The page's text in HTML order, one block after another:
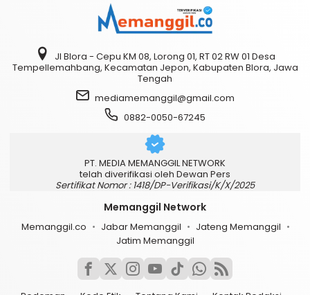
Jl Blora - Cepu KM 08, Lorong 01, RT 02 RW 01 Desa
Tempellemahbang, Kecamatan Jepon, Kabupaten Blora, Jawa
Tengah
mediamemanggil@gmail.com
0882-0050-67245
PT. MEDIA MEMANGGIL NETWORK
telah diverifikasi oleh Dewan Pers
Sertifikat Nomor : 1418/DP-Verifikasi/K/X/2025
Memanggil Network
Memanggil.co Jabar Memanggil
Jateng Memanggil
Jatim Memanggil